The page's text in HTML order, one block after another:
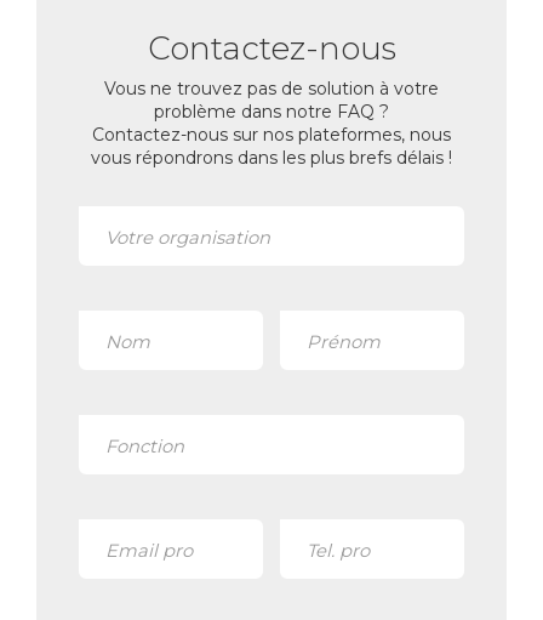
Contactez-nous
Vous ne trouvez pas de solution à votre
problème dans notre FAQ ?
Contactez-nous sur nos plateformes, nous
vous répondrons dans les plus brefs délais !